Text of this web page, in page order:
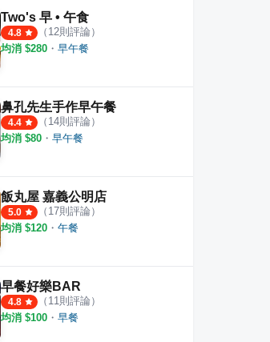
Two's 早 • 午食
4.8 （ 12則評論）
均消 $280 ・ 早午餐
鼻孔先生手作早午餐
4.4 （ 14則評論）
均消 $80 ・ 早午餐
飯丸屋 嘉義公明店
5.0 （ 17則評論）
均消 $120 ・ 午餐
早餐好樂BAR
4.8 （ 11則評論）
均消 $100 ・ 早餐